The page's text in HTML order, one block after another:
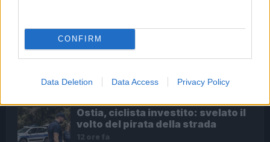
CONFIRM
Data Deletion Data Access Privacy Policy
Calciomercato Roma: Gasperini
alza la voce, tensioni con la
12 ore fa
Ostia, ciclista investito: svelato il
volto del pirata della strada
12 ore fa